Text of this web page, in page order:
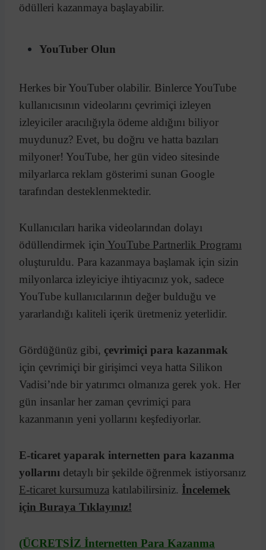
ödülleri kazanmaya başlayabilir.
YouTuber Olun
Herkes bir YouTuber olabilir. Binlerce YouTube
kullanıcısının videolarını çevrimiçi izleyen
izleyiciler aracılığıyla ödeme aldığını biliyor
muydunuz? Evet, bu doğru ve hatta bazıları
milyoner! YouTube, her gün video sitesinde
milyarlarca reklam gösterimi sunan Google
tarafından desteklenmektedir.
Kullanıcıları harika videolarından dolayı
ödüllendirmek için YouTube Partnerlik Programı
oluşturuldu. Para kazanmaya başlamak için sizin
milyonlarca izleyiciye ihtiyacınız yok, sadece
YouTube kullanıcılarının değer bulduğu ve
yararlandığı kaliteli içerik üretmeniz yeterlidir.
Gördüğünüz gibi, çevrimiçi para kazanmak
için çevrimiçi bir girişimci veya hatta Silikon
Vadisi’nde bir yatırımcı olmanıza gerek yok. Her
gün insanlar her zaman çevrimiçi para
kazanmanın yeni yollarını keşfediyorlar.
E-ticaret yaparak internetten para kazanma
yollarını detaylı bir şekilde öğrenmek istiyorsanız
E-ticaret kursumuza katılabilirsiniz. İncelemek
için Buraya Tıklayınız!
(ÜCRETSİZ İnternetten Para Kazanma